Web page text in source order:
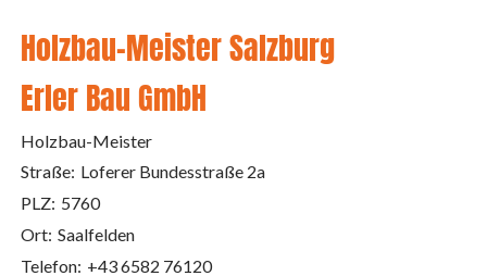
Holzbau-Meister Salzburg
Erler Bau GmbH
Holzbau-Meister
Straße: Loferer Bundesstraße 2a
PLZ: 5760
Ort: Saalfelden
Telefon: +43 6582 76120